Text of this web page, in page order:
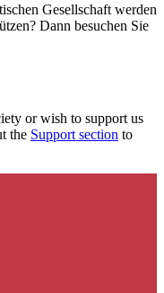
Gesellschaft werden
Dann besuchen Sie
or wish to support us
the Support section to